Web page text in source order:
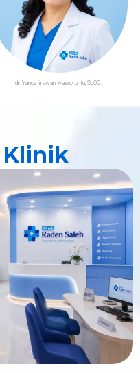
dr. Yance irawan waworuntu, SpOG.
Klinik